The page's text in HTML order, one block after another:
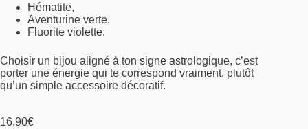
Hématite,
Aventurine verte,
Fluorite violette.
Choisir un bijou aligné à ton signe astrologique, c’est
porter une énergie qui te correspond vraiment, plutôt
qu’un simple accessoire décoratif.
16,90€